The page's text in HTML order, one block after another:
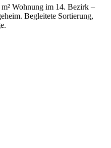
Wohnung im 14. Bezirk –
Begleitete Sortierung,